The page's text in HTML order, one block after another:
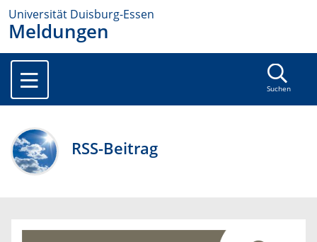
Universität Duisburg-Essen
Meldungen
Suchen
RSS-Beitrag